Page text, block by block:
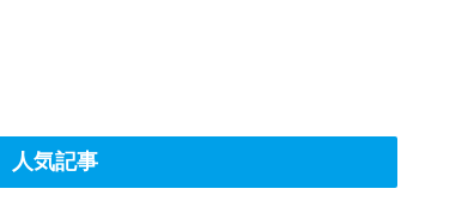
人気記事